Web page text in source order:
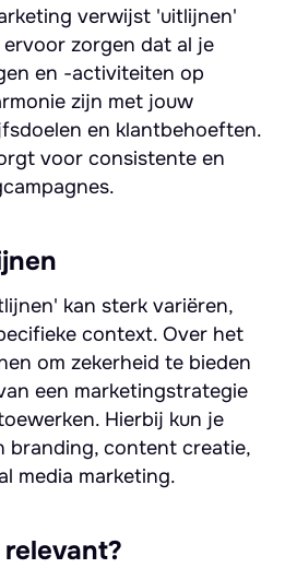
verwijst 'uitlijnen'
zorgen dat al je
en -activiteiten op
zijn met jouw
en klantbehoeften.
voor consistente en
kan sterk variëren,
context. Over het
om zekerheid te bieden
een marketingstrategie
Hierbij kun je
branding, content creatie,
media marketing.